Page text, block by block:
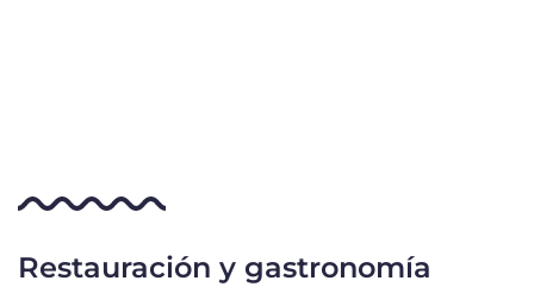
Restauración y gastronomía